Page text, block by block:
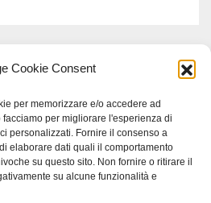
Cookie Consent
per memorizzare e/o accedere ad
per migliorare l'esperienza di
personalizzati. Fornire il consenso a
elaborare dati quali il comportamento
su questo sito. Non fornire o ritirare il
su alcune funzionalità e